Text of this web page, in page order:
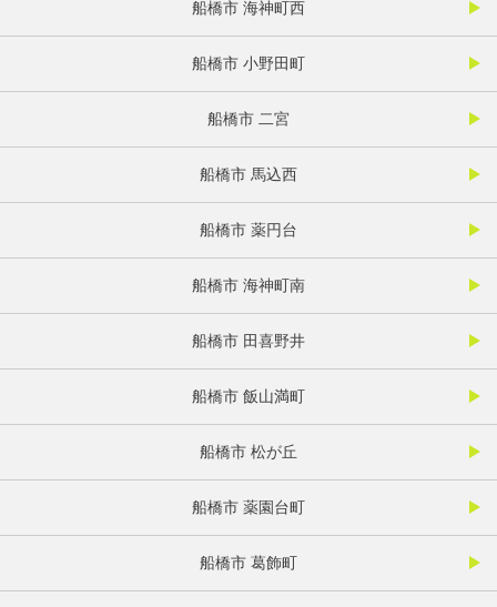
船橋市 海神町西
船橋市 小野田町
船橋市 二宮
船橋市 馬込西
船橋市 薬円台
船橋市 海神町南
船橋市 田喜野井
船橋市 飯山満町
船橋市 松が丘
船橋市 薬園台町
船橋市 葛飾町